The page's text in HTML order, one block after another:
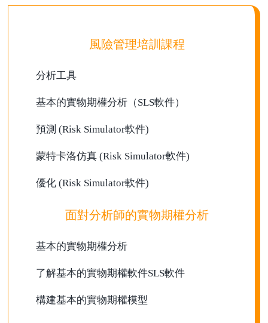
風險管理培訓課程
分析工具
基本的實物期權分析（SLS軟件）
預測 (Risk Simulator軟件)
蒙特卡洛仿真 (Risk Simulator軟件)
優化 (Risk Simulator軟件)
面對分析師的實物期權分析
基本的實物期權分析
了解基本的實物期權軟件SLS軟件
構建基本的實物期權模型